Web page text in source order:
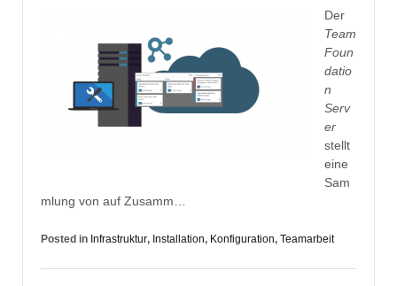
Der
Team
Foun
datio
n
Serv
er
stellt
eine
Sam
mlung von auf Zusamm…
Posted in Infrastruktur, Installation, Konfiguration, Teamarbeit